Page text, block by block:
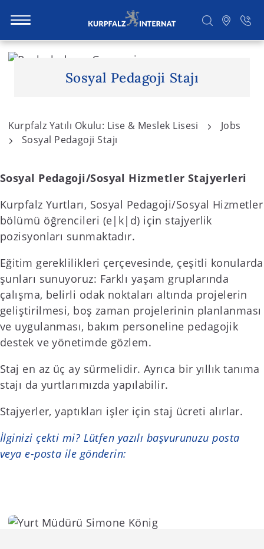
S
n
e
n
t
Sosyal Pedagoji Stajı
Kurpfalz Yatılı Okulu: Lise & Meslek Lisesi
Jobs
Sosyal Pedagoji Stajı
Sosyal Pedagoji/Sosyal Hizmetler Stajyerleri
Kurpfalz Yurtları, Sosyal Pedagoji/Sosyal Hizmetler
bölümü öğrencileri (e|k|d) için stajyerlik
pozisyonları sunmaktadır.
Eğitim gereklilikleri çerçevesinde, çeşitli konularda
şunları sunuyoruz: Farklı yaşam gruplarında
çalışma, belirli odak noktaları altında projelerin
geliştirilmesi, boş zaman projelerinin planlanması
ve uygulanması, bakım personeline pedagojik
destek ve yönetimde gözlem.
Staj en az üç ay sürmelidir. Ayrıca bir yıllık tanıma
stajı da yurtlarımızda yapılabilir.
Stajyerler, yaptıkları işler için staj ücreti alırlar.
İlginizi çekti mi? Lütfen yazılı başvurunuzu posta
veya e-posta ile gönderin: